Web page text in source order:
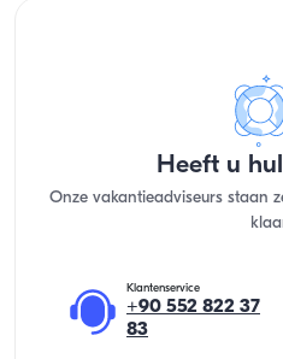
Heeft u
Onze vakantieadviseurs staan
Klantenservice
+90 552 822 37
83